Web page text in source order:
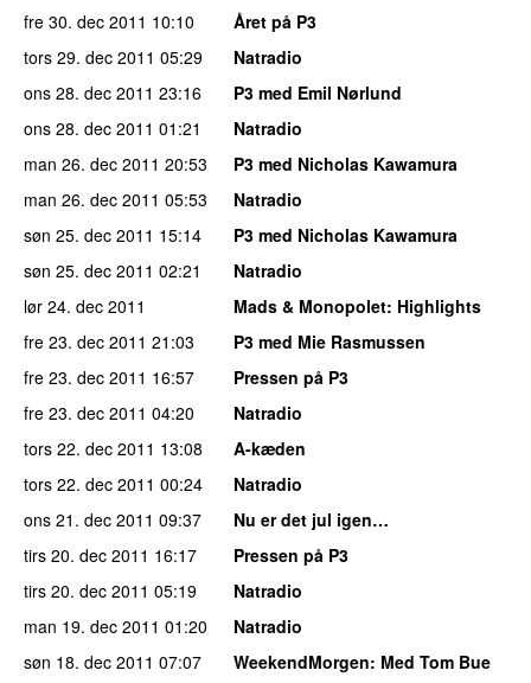
fre 30. dec 2011 10:10
Året på P3
tors 29. dec 2011 05:29
Natradio
ons 28. dec 2011 23:16
P3 med Emil Nørlund
ons 28. dec 2011 01:21
Natradio
man 26. dec 2011 20:53
P3 med Nicholas Kawamura
man 26. dec 2011 05:53
Natradio
søn 25. dec 2011 15:14
P3 med Nicholas Kawamura
søn 25. dec 2011 02:21
Natradio
lør 24. dec 2011
Mads & Monopolet: Highlights
fre 23. dec 2011 21:03
P3 med Mie Rasmussen
fre 23. dec 2011 16:57
Pressen på P3
fre 23. dec 2011 04:20
Natradio
tors 22. dec 2011 13:08
A-kæden
tors 22. dec 2011 00:24
Natradio
ons 21. dec 2011 09:37
Nu er det jul igen…
tirs 20. dec 2011 16:17
Pressen på P3
tirs 20. dec 2011 05:19
Natradio
man 19. dec 2011 01:20
Natradio
søn 18. dec 2011 07:07 WeekendMorgen: Med Tom Bue